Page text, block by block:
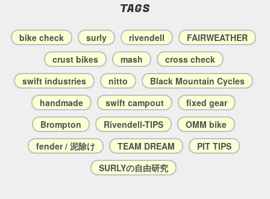
TAGS
bike check surly rivendell
FAIRWEATHER
crust bikes
mash
cross check
swift industries
nitto
Black Mountain Cycles
handmade
swift campout
fixed gear
Brompton
Rivendell-TIPS
OMM bike
fender / 泥除け
TEAM DREAM
PIT TIPS
SURLYの自由研究